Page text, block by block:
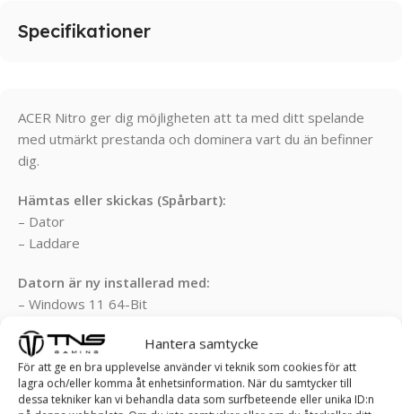
Hantera samtycke
För att ge en bra upplevelse använder vi teknik som cookies för att
lagra och/eller komma åt enhetsinformation. När du samtycker till
dessa tekniker kan vi behandla data som surfbeteende eller unika ID:n
ACER Nitro ger dig möjligheten att ta med ditt spelande
med utmärkt prestanda och dominera vart du än befinner
dig.
Hämtas eller skickas (Spårbart):
– Dator
– Laddare
Datorn är ny installerad med:
– Windows 11 64-Bit
Viktiga Egenskaper om datorn:
– 20 GB RAM
– i5-8250U processor – Upp till 3.4GHz!
Specifikationer